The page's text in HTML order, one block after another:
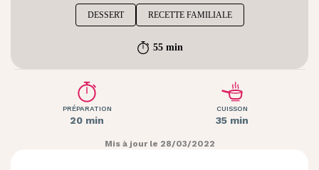
DESSERT RECETTE FAMILIALE
55 min
PRÉPARATION
20 min
CUISSON
35 min
Mis à jour le 28/03/2022